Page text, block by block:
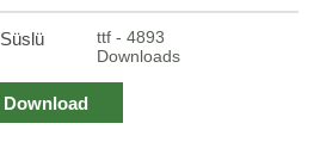
Süslü
ttf - 4893
Downloads
Download